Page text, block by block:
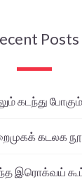
Posts
கடந்து
கடலக
இரொக்வய்